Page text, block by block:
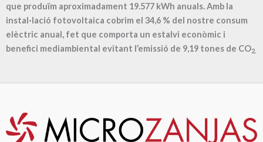
que produïm aproximadament 19.577 kWh anuals. Amb la
instal·lació fotovoltaica cobrim el 34,6 % del nostre consum
elèctric anual, fet que comporta un estalvi econòmic i
benefici mediambiental evitant l’emissió de 9,19 tones de CO2.